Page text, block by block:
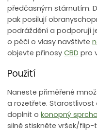
předčasným stárnutím.
pak posilují
podráždění a podporují
o péči o vlasy navštivte
objevte přínosy CBD pro
Použití
Naneste přiměřené
a rozetřete.
doplnit o konopný
silně stiskněte vršek/